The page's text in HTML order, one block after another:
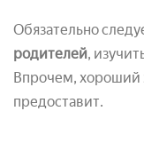
Обязательно
родителей,
Впрочем, хороший
предоставит.